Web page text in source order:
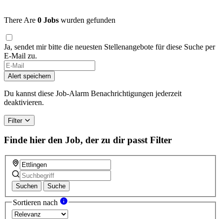
There Are 0 Jobs wurden gefunden
Ja, sendet mir bitte die neuesten Stellenangebote für diese Suche per
E-Mail zu.
Alert speichern
Du kannst diese Job-Alarm Benachrichtigungen jederzeit
deaktivieren.
Filter
Finde hier den Job, der zu dir passt Filter
Suchen Suche
Sortieren nach